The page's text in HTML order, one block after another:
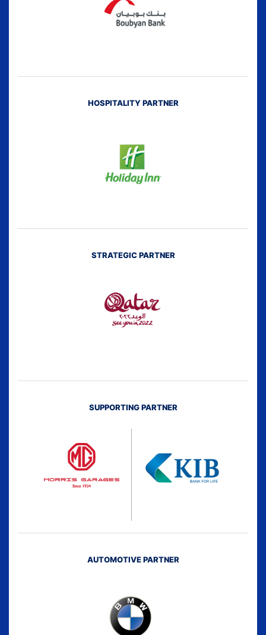
HOSPITALITY PARTNER
STRATEGIC PARTNER
SUPPORTING PARTNER
AUTOMOTIVE PARTNER